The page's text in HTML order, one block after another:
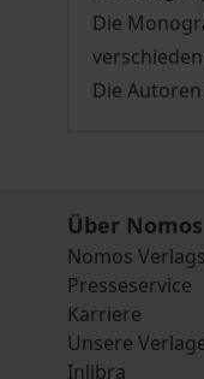
Die
Die
Über Nomos
Nomos
Presseservice
Karriere
Unsere
Inlibra